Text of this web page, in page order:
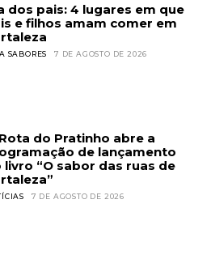
dos pais: 4 lugares em que
e filhos amam comer em
SABORES 7 DE AGOSTO DE 2026
Rota do Pratinho abre a
de lançamento
livro “O sabor das ruas de
7 DE AGOSTO DE 2026